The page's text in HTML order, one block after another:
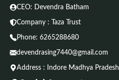
CEO: Devendra Batham
Company : Taza Trust
Phone: 6265288680
devendrasing7440@gmail.com
Address : Indore Madhya Pradesh